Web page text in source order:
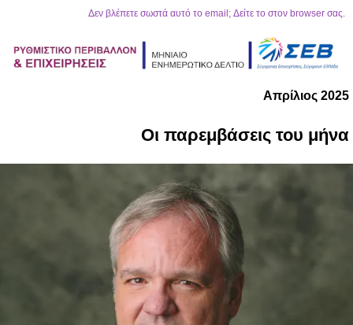
Δεν βλέπετε σωστά αυτό το email; Δείτε το στον browser σας.
Απρίλιος 2025
Οι παρεμβάσεις του μήνα